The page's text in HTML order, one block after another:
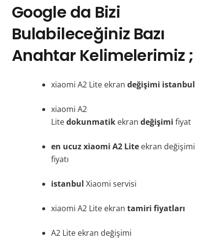
Google da Bizi
Bulabileceğiniz Bazı
Anahtar Kelimelerimiz ;
xiaomi A2 Lite ekran değişimi istanbul
xiaomi A2
Litedokunmatik ekran değişimi fiyat
en ucuz xiaomi A2 Lite ekran değişimi
fiyatı
istanbul Xiaomi servisi
xiaomi A2 Lite ekran tamiri fiyatları
A2 Lite ekran değişimi